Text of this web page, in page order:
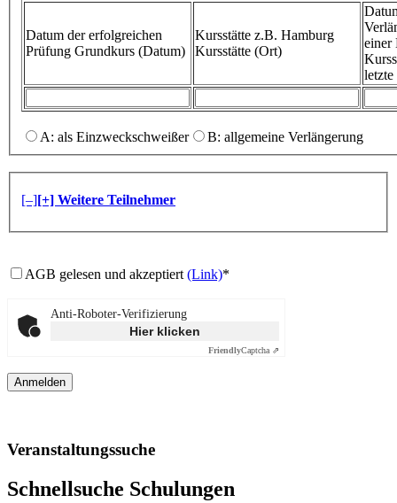
Datum der erfolgreichen
Prüfung Grundkurs (Datum)
Kursstätte z.B. Hamburg
Kursstätte (Ort)
einer
A: als Einzweckschweißer B: allgemeine Verlängerung
[–][+] Weitere Teilnehmer
AGB gelesen und akzeptiert (Link)*
Anti-Roboter-Verifizierung
Hier klicken
FriendlyCaptcha ⇗
Veranstaltungssuche
Schnellsuche Schulungen